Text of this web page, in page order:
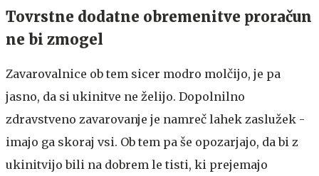
Tovrstne dodatne obremenitve proračun
ne bi zmogel
Zavarovalnice ob tem sicer modro molčijo, je pa
jasno, da si ukinitve ne želijo. Dopolnilno
zdravstveno zavarovanje je namreč lahek zaslužek -
imajo ga skoraj vsi. Ob tem pa še opozarjajo, da bi z
ukinitvijo bili na dobrem le tisti, ki prejemajo